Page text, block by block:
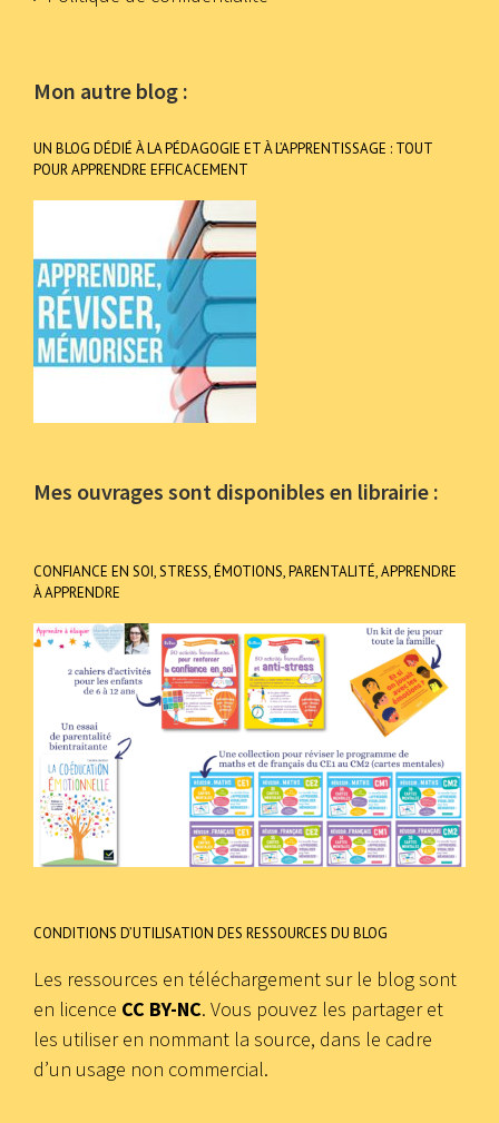
Mon autre blog :
UN BLOG DÉDIÉ À LA PÉDAGOGIE ET À L’APPRENTISSAGE : TOUT
POUR APPRENDRE EFFICACEMENT
Mes ouvrages sont disponibles en librairie :
CONFIANCE EN SOI, STRESS, ÉMOTIONS, PARENTALITÉ, APPRENDRE
À APPRENDRE
CONDITIONS D’UTILISATION DES RESSOURCES DU BLOG
Les ressources en téléchargement sur le blog sont
en licence CC BY-NC. Vous pouvez les partager et
les utiliser en nommant la source, dans le cadre
d’un usage non commercial.